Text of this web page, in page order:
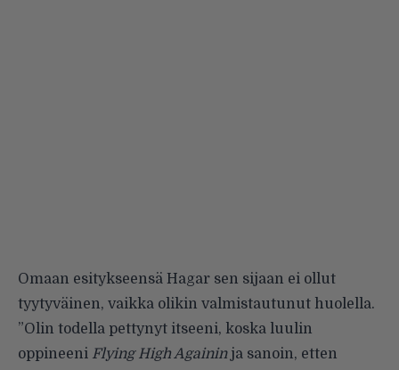
Omaan esitykseensä Hagar sen sijaan ei ollut
tyytyväinen, vaikka olikin valmistautunut huolella.
”Olin todella pettynyt itseeni, koska luulin
oppineeni Flying High Againinja sanoin, etten